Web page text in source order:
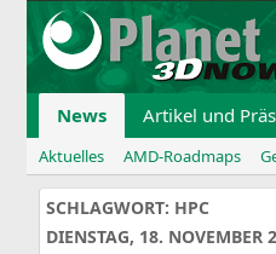
Zum
Inhalt
springen
News Artikel und
Aktuelles AMD-Roadmaps
SCHLAGWORT: HPC
DIENSTAG, 18. NOVEMBER